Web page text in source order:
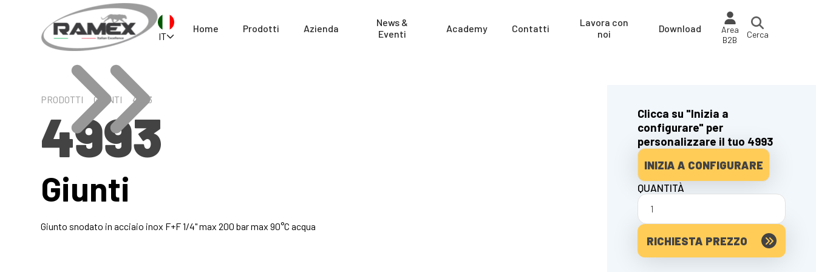
IT
Home Prodotti Azienda
News &
Eventi
Academy Contatti
Lavora con
noi
Download
Area
B2B
Cerca
PRODOTTI GIUNTI 4993
4993
Giunti
Giunto snodato in acciaio inox F+F 1/4" max 200 bar max 90°C acqua
Clicca su "Inizia a
configurare" per
personalizzare il tuo 4993
INIZIA A CONFIGURARE
QUANTITÀ
RICHIESTA PREZZO